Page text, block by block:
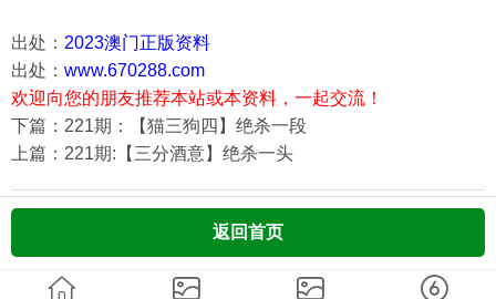
出处： 2023澳门正版资料
出处： www.670288.com
欢迎向您的朋友推荐本站或本资料，一起交流！
下篇：221期：【猫三狗四】绝杀一段
上篇：221期:【三分酒意】绝杀一头
返回首页